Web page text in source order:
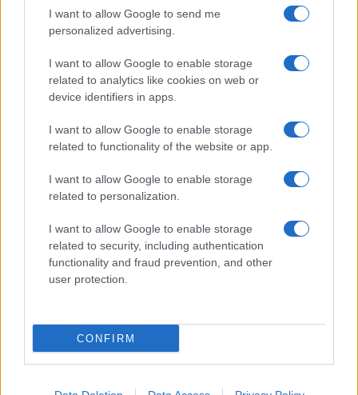
I want to allow Google to send me
personalized advertising.
I want to allow Google to enable storage
related to analytics like cookies on web or
device identifiers in apps.
I want to allow Google to enable storage
related to functionality of the website or app.
I want to allow Google to enable storage
related to personalization.
I want to allow Google to enable storage
related to security, including authentication
functionality and fraud prevention, and other
user protection.
CONFIRM
Keressen a telefonboltok ajánlatai között!
TELEFONOK GYORSLISTA